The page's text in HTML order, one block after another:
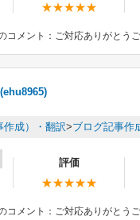
コメント： ご対応ありがとう
作成）・翻訳>ブログ記事作
評価
コメント： ご対応ありがとう